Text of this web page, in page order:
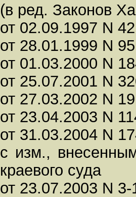
(в ред. Законов
от 02.09.1997 N
от 28.01.1999 N
от 01.03.2000 N
от 25.07.2001 N
от 27.03.2002 N
от 23.04.2003 N
от 31.03.2004 N
с изм.,
краевого суда
от 23.07.2003 N